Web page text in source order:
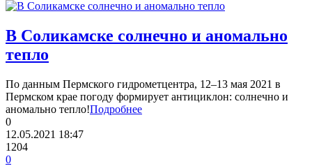
В Соликамске солнечно и аномально
тепло
По данным Пермского гидрометцентра, 12–13 мая 2021 в
Пермском крае погоду формирует антициклон: солнечно и
аномально тепло!Подробнее
0
12.05.2021 18:47
1204
0